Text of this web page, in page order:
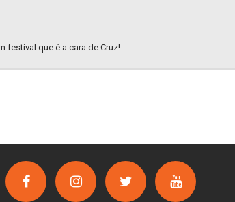
festival que é a cara de Cruz!